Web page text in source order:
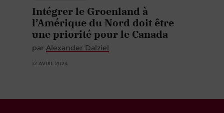
Intégrer le Groenland à
l’Amérique du Nord doit être
une priorité pour le Canada
par Alexander Dalziel
12 AVRIL 2024